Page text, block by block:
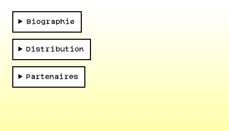
Biographie
Distribution
Partenaires